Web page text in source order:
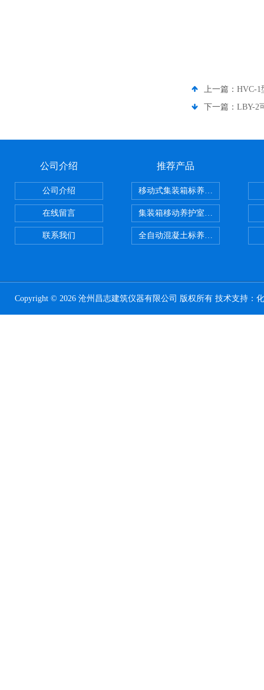
上一篇： HVC-1
下一篇： LBY-2
公司介绍
公司介绍
在线留言
联系我们
推荐产品
移动式集装箱标养室 养护室设备
集装箱移动养护室 标养室
全自动混凝土标养室恒温恒湿设备
Copyright © 2026 沧州昌志建筑仪器有限公司 版权所有 技术支持：